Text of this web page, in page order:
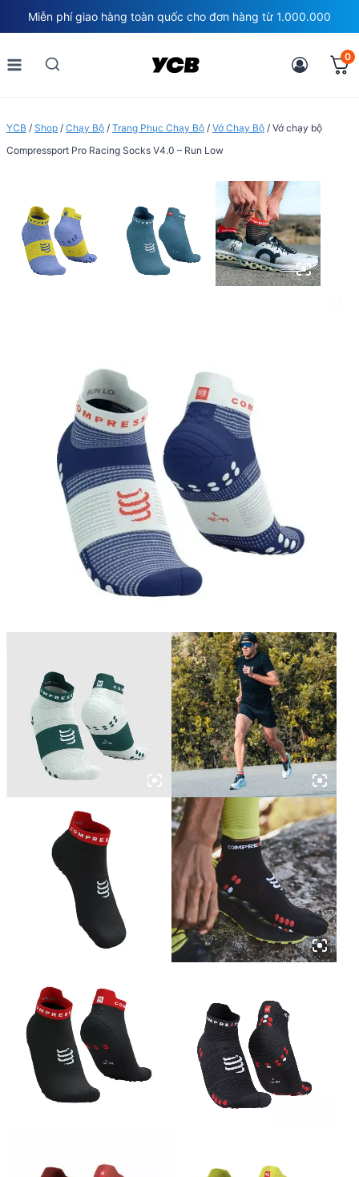
to
content
Miễn phí giao hàng toàn quốc cho đơn hàng từ 1.000.000
0
YCB / Shop / Chạy Bộ / Trang Phục Chạy Bộ / Vớ Chạy Bộ / Vớ chạy bộ
Compressport Pro Racing Socks V4.0 – Run Low